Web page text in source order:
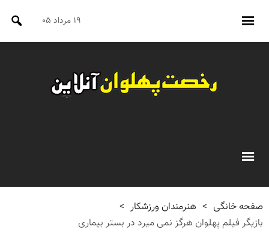
۱۹ مرداد ۰۵
صفحه خانگی > هنرمندان ورزشکار >
بازیگر فیلم پهلوان هرگز نمی میرد در بستر بیماری